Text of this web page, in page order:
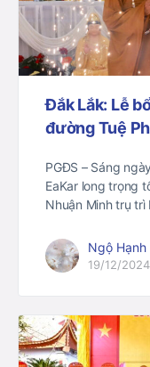
Đắk Lắk: Lễ
đường Tuệ
PGĐS – Sáng
EaKar long trọng
Nhuận Minh trụ
Ngộ Hạnh
19/12/2024